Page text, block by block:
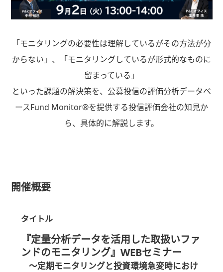
「モニタリングの必要性は理解しているがその方法が分
からない」、「モニタリングしているが形式的なものに
留まっている」
といった課題の解決策を、公募投信の評価分析データベ
ースFund Monitor®を提供する投信評価会社の知見か
ら、具体的に解説します。
開催概要
タイトル
『定量分析データを活用した取扱いファ
ンドのモニタリング』WEBセミナー
～定期モニタリングと投資環境急変時におけ